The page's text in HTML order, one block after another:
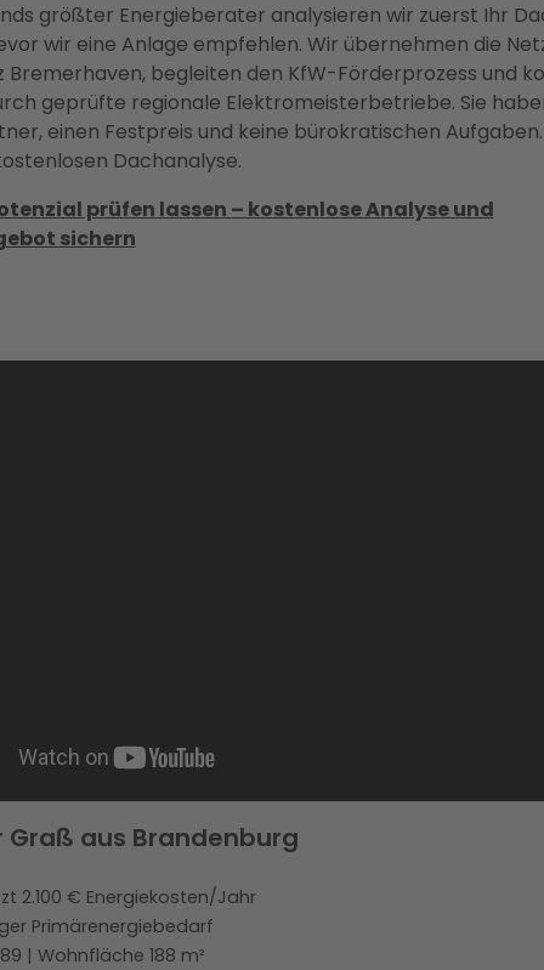
größter Energieberater analysieren wir zuerst Ihr
wir eine Anlage empfehlen. Wir übernehmen die
Bremerhaven, begleiten den KfW-Förderprozess und
geprüfte regionale Elektromeisterbetriebe. Sie
einen Festpreis und keine bürokratischen
Dachanalyse.
prüfen lassen – kostenlose Analyse und
sichern
Graß aus Brandenburg
2.100 € Energiekosten/Jahr
Primärenergiebedarf
| Wohnfläche 188 m²